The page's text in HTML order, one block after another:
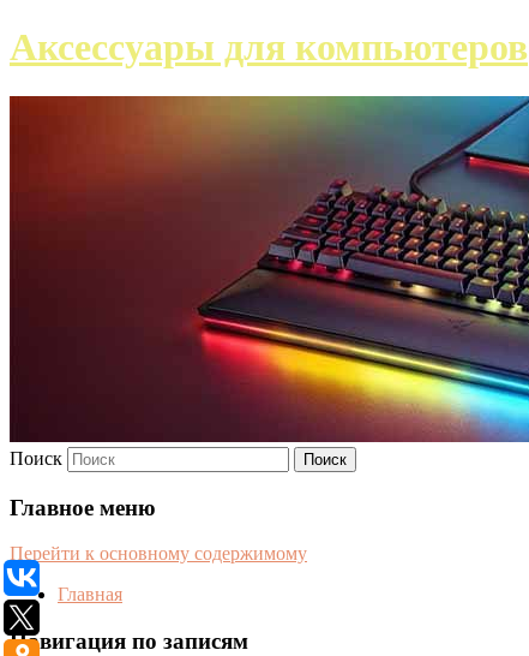
Аксессуары для компьютеров
Поиск
Главное меню
Перейти к основному содержимому
Главная
Навигация по записям